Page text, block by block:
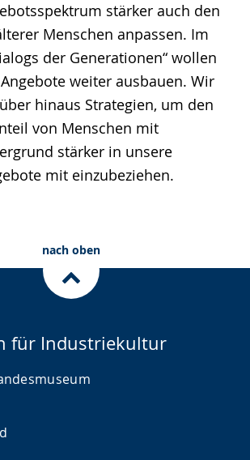
stärker auch den
Menschen anpassen. Im
der Generationen“ wollen
weiter ausbauen. Wir
hinaus Strategien, um den
von Menschen mit
stärker in unsere
mit einzubeziehen.
nach oben
für Industriekultur